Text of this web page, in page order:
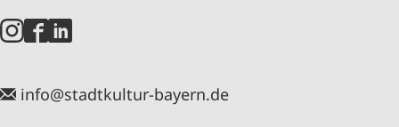
info@stadtkultur-bayern.de